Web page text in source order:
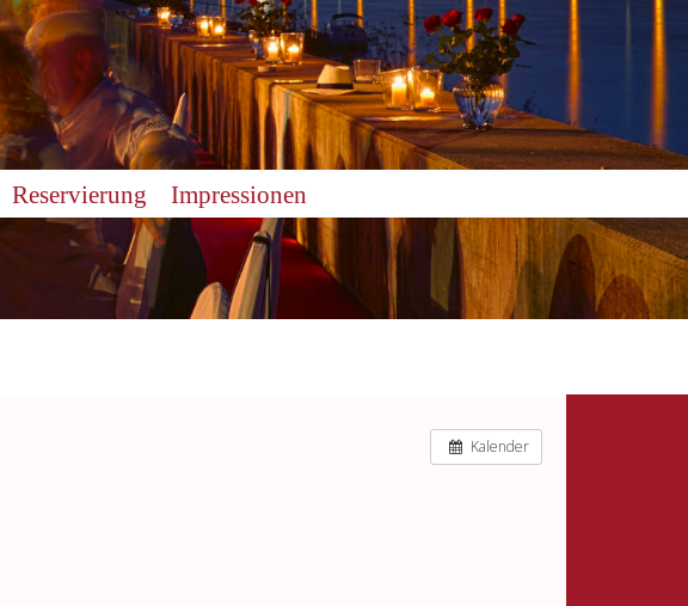
Reservierung Impressionen
Kalender